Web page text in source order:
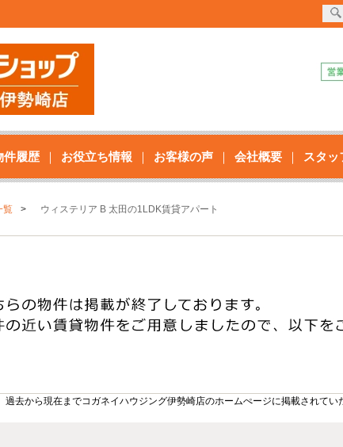
件履歴 お役立ち情報 お客様の声 会社概要 スタッ
覧 ウィステリア B 太田の1LDK賃貸アパート
去から現在までコガネイハウジング伊勢崎店のホームぺージに掲載されてい